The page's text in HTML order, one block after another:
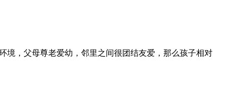
境，父母尊老爱幼，邻里之间很团结友爱，那么孩子相对